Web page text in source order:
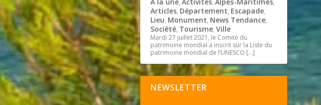
, , ,
Articles, Département, Escapade,
Lieu, Monument, News Tendance,
Société, Tourisme,Ville
Mardi 27 juillet 2021, le Comité du
patrimoine mondial a inscrit sur la Liste du
patrimoine mondial de l’UNESCO […]
NEWSLETTER